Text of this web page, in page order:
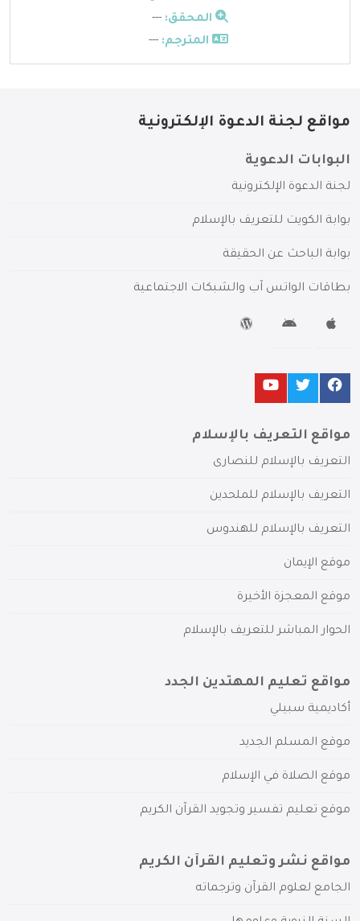
المحقق: ---
المترجم: ---
مواقع لجنة الدعوة الإلكترونية
البوابات الدعوية
لجنة الدعوة الإلكترونية
بوابة الكويت للتعريف بالإسلام
بوابة الباحث عن الحقيقة
بطاقات الواتس آب والشبكات الاجتماعية
مواقع التعريف بالإسلام
التعريف بالإسلام للنصارى
التعريف بالإسلام للملحدين
التعريف بالإسلام للهندوس
موقع الإيمان
موقع المعجزة الأخيرة
الحوار المباشر للتعريف بالإسلام
مواقع تعليم المهتدين الجدد
أكاديمية سبيلي
موقع المسلم الجديد
موقع الصلاة في الإسلام
موقع تعليم تفسير وتجويد القرآن الكريم
مواقع نشر وتعليم القرآن الكريم
الجامع لعلوم القرآن وترجماته